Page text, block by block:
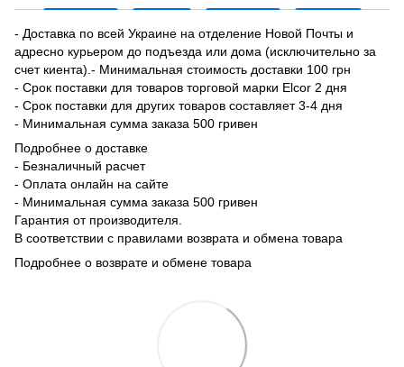
- Доставка по всей Украине на отделение Новой Почты и
адресно курьером до подъезда или дома (исключительно за
счет киента).- Минимальная стоимость доставки 100 грн
- Срок поставки для товаров торговой марки Elcor 2 дня
- Срок поставки для других товаров составляет 3-4 дня
- Минимальная сумма заказа 500 гривен
Подробнее о доставке
- Безналичный расчет
- Оплата онлайн на сайте
- Минимальная сумма заказа 500 гривен
Гарантия от производителя.
В соответствии с правилами возврата и обмена товара
Подробнее о возврате и обмене товара